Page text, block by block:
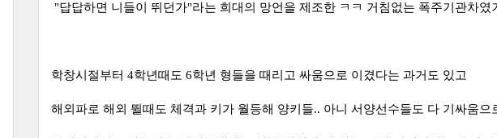
"답답하면 니들이 뛰던가"라는 희대의 망언을 제조한 ㅋㅋ 거침없는 폭주기관차였
학창시절부터 4학년때도 6학년 형들을 때리고 싸움으로 이겼다는 과거도 있고
해외파로 해외 뛸때도 체격과 키가 월등해 양키들.. 아니 서양선수들도 다 기싸움으